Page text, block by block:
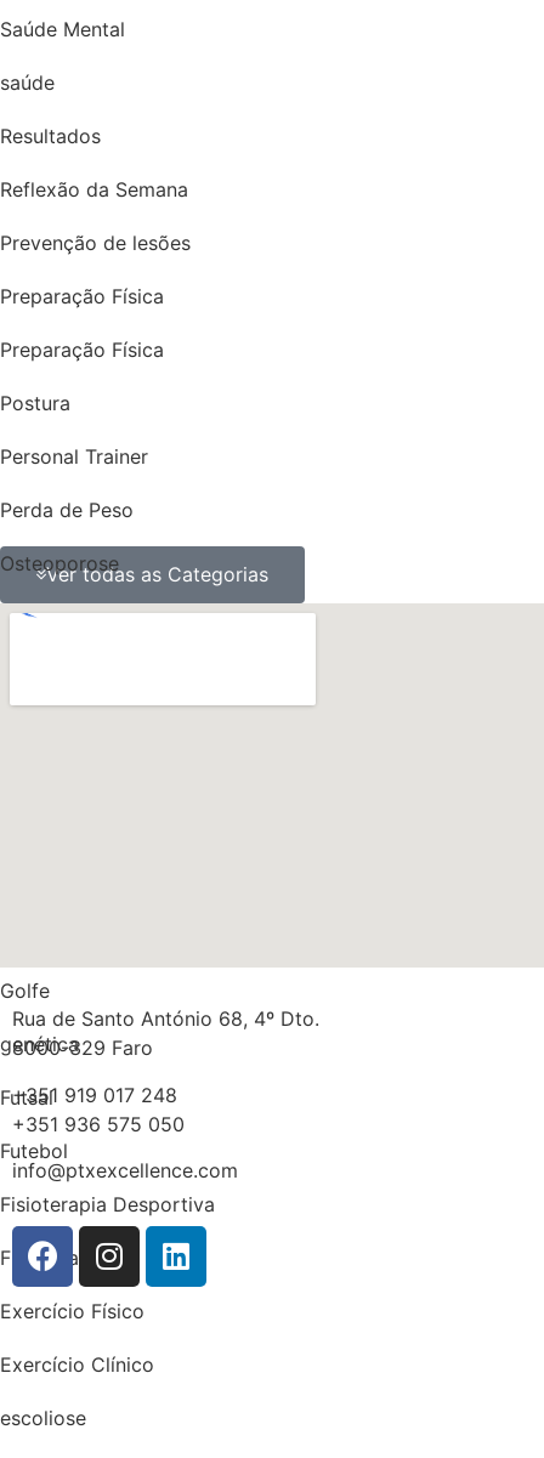
Saúde Mental
saúde
Resultados
Reflexão da Semana
Prevenção de lesões
Preparação Física
Preparação Física
Postura
Personal Trainer
Perda de Peso
Osteoporose
ossos
Golfe
genética
Futsal
Futebol
Fisioterapia Desportiva
Fisioterapia
Exercício Físico
Exercício Clínico
escoliose
Ver todas as Categorias
Rua de Santo António 68, 4º Dto.
8000-329 Faro
+351 919 017 248
+351 936 575 050
info@ptxexcellence.com